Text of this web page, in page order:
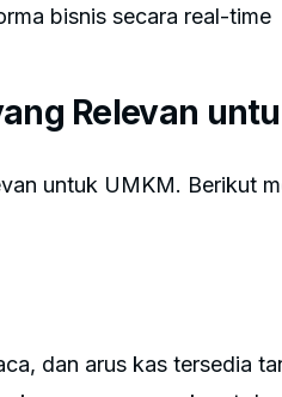
bisnis secara real-time
Relevan
untuk UMKM. Berikut
dan arus kas tersedia